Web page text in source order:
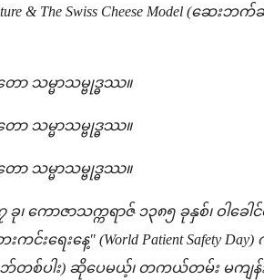
& The Swiss Cheese Model (
သမ္မာသမ္ဗုဒ္ဓဿ။
သမ္မာသမ္ဗုဒ္ဓဿ။
သမ္မာသမ္ဗုဒ္ဓဿ။
ခု၊ ကောဇာသက္ကရာဇ် ၁၃၈၅ ခုနှစ်၊ ဝ
းရေးနေ့" (World Patient Safety
ဘ်တစ်ပါး) ဆိုပေမယ့်၊ တကယ်တမ်း မက